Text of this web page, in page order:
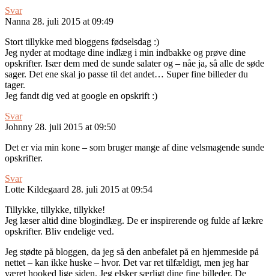
Svar
Nanna 28. juli 2015 at 09:49
Stort tillykke med bloggens fødselsdag :)
Jeg nyder at modtage dine indlæg i min indbakke og prøve dine
opskrifter. Især dem med de sunde salater og – nåe ja, så alle de søde
sager. Det ene skal jo passe til det andet… Super fine billeder du
tager.
Jeg fandt dig ved at google en opskrift :)
Svar
Johnny 28. juli 2015 at 09:50
Det er via min kone – som bruger mange af dine velsmagende sunde
opskrifter.
Svar
Lotte Kildegaard 28. juli 2015 at 09:54
Tillykke, tillykke, tillykke!
Jeg læser altid dine blogindlæg. De er inspirerende og fulde af lækre
opskrifter. Bliv endelige ved.
Jeg stødte på bloggen, da jeg så den anbefalet på en hjemmeside på
nettet – kan ikke huske – hvor. Det var ret tilfældigt, men jeg har
været hooked lige siden. Jeg elsker særligt dine fine billeder. De